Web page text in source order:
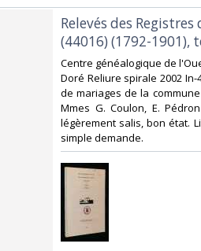
‎Relevés des
(44016) (1792-1901),
‎Centre généalogique de
Doré Reliure spirale 2002
de mariages de la
Mmes G. Coulon, E.
légèrement salis, bon état.
simple demande.‎